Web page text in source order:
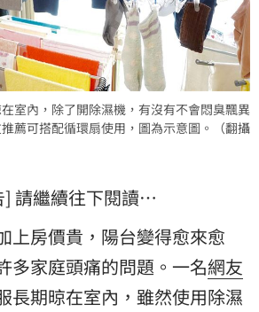
室內，除了開除濕機，有沒有不會悶臭飄異
薦可搭配循環扇使用，圖為示意圖。（翻攝
] 請繼續往下閱讀…
上房價貴，陽台變得愈來愈
多家庭頭痛的問題。一名網友
長期晾在室內，雖然使用除濕